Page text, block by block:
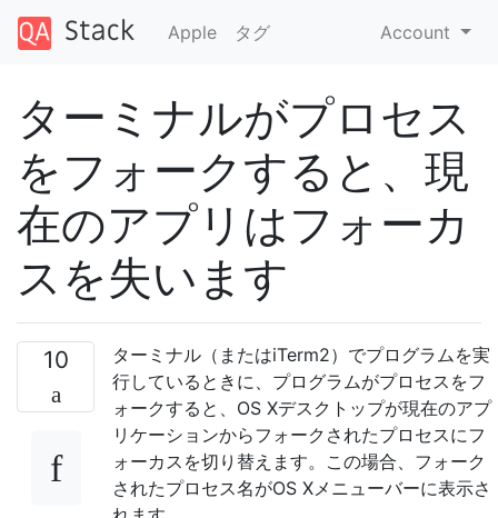
Apple タグ Account
ターミナルがプロセス
をフォークすると、現
在のアプリはフォーカ
スを失います
10
ターミナル（またはiTerm2）でプログラムを実
行しているときに、プログラムがプロセスをフ
ォークすると、OS Xデスクトップが現在のアプ
リケーションからフォークされたプロセスにフ
ォーカスを切り替えます。この場合、フォーク
されたプロセス名がOS Xメニューバーに表示さ